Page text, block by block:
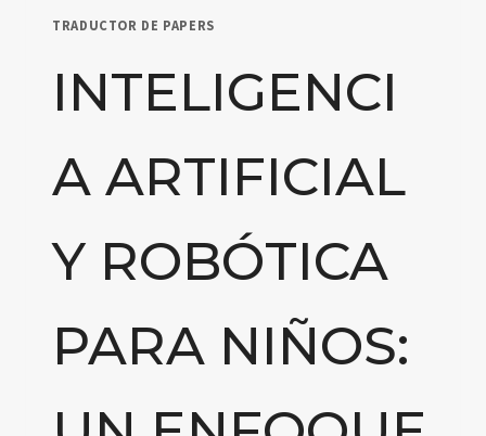
TRADUCTOR DE PAPERS
INTELIGENCI
A ARTIFICIAL
Y ROBÓTICA
PARA NIÑOS: